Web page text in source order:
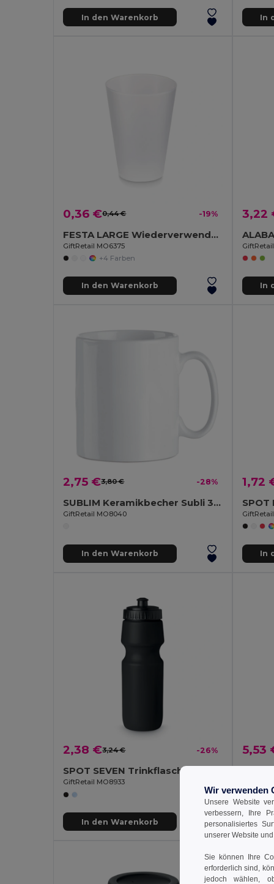
In den Warenkorb In
0,36 €0,44 € -19%
FESTA LARGE Wiederverwendbarer Becher 300ml
GiftRetail MO6375
+4 Farben
In den Warenkorb
3,22
In
2,75 €3,80 € -28%
SUBLIM Keramikbecher Subli 300ml
GiftRetail MO8040
In den Warenkorb
1,72
In
2,38 €3,24 € -26%
GiftRetail MO8933
In den Warenkorb
5,53
In
Wir verwenden
Unsere Website
verbessern, Ihre
personalisiertes
unserer Website
Sie können Ihre
erforderlich sind,
jedoch wählen,